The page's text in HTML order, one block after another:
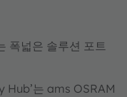
폭넓은 솔루션 포트
Hub’는 ams OSRAM